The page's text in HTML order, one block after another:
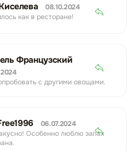
08.10.2024
как в ресторане!
Французский
с другими овощами.
06.07.2024
Особенно люблю запах